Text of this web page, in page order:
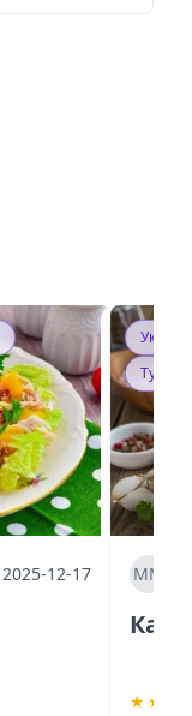
2025-12-17 ММ
★ ★